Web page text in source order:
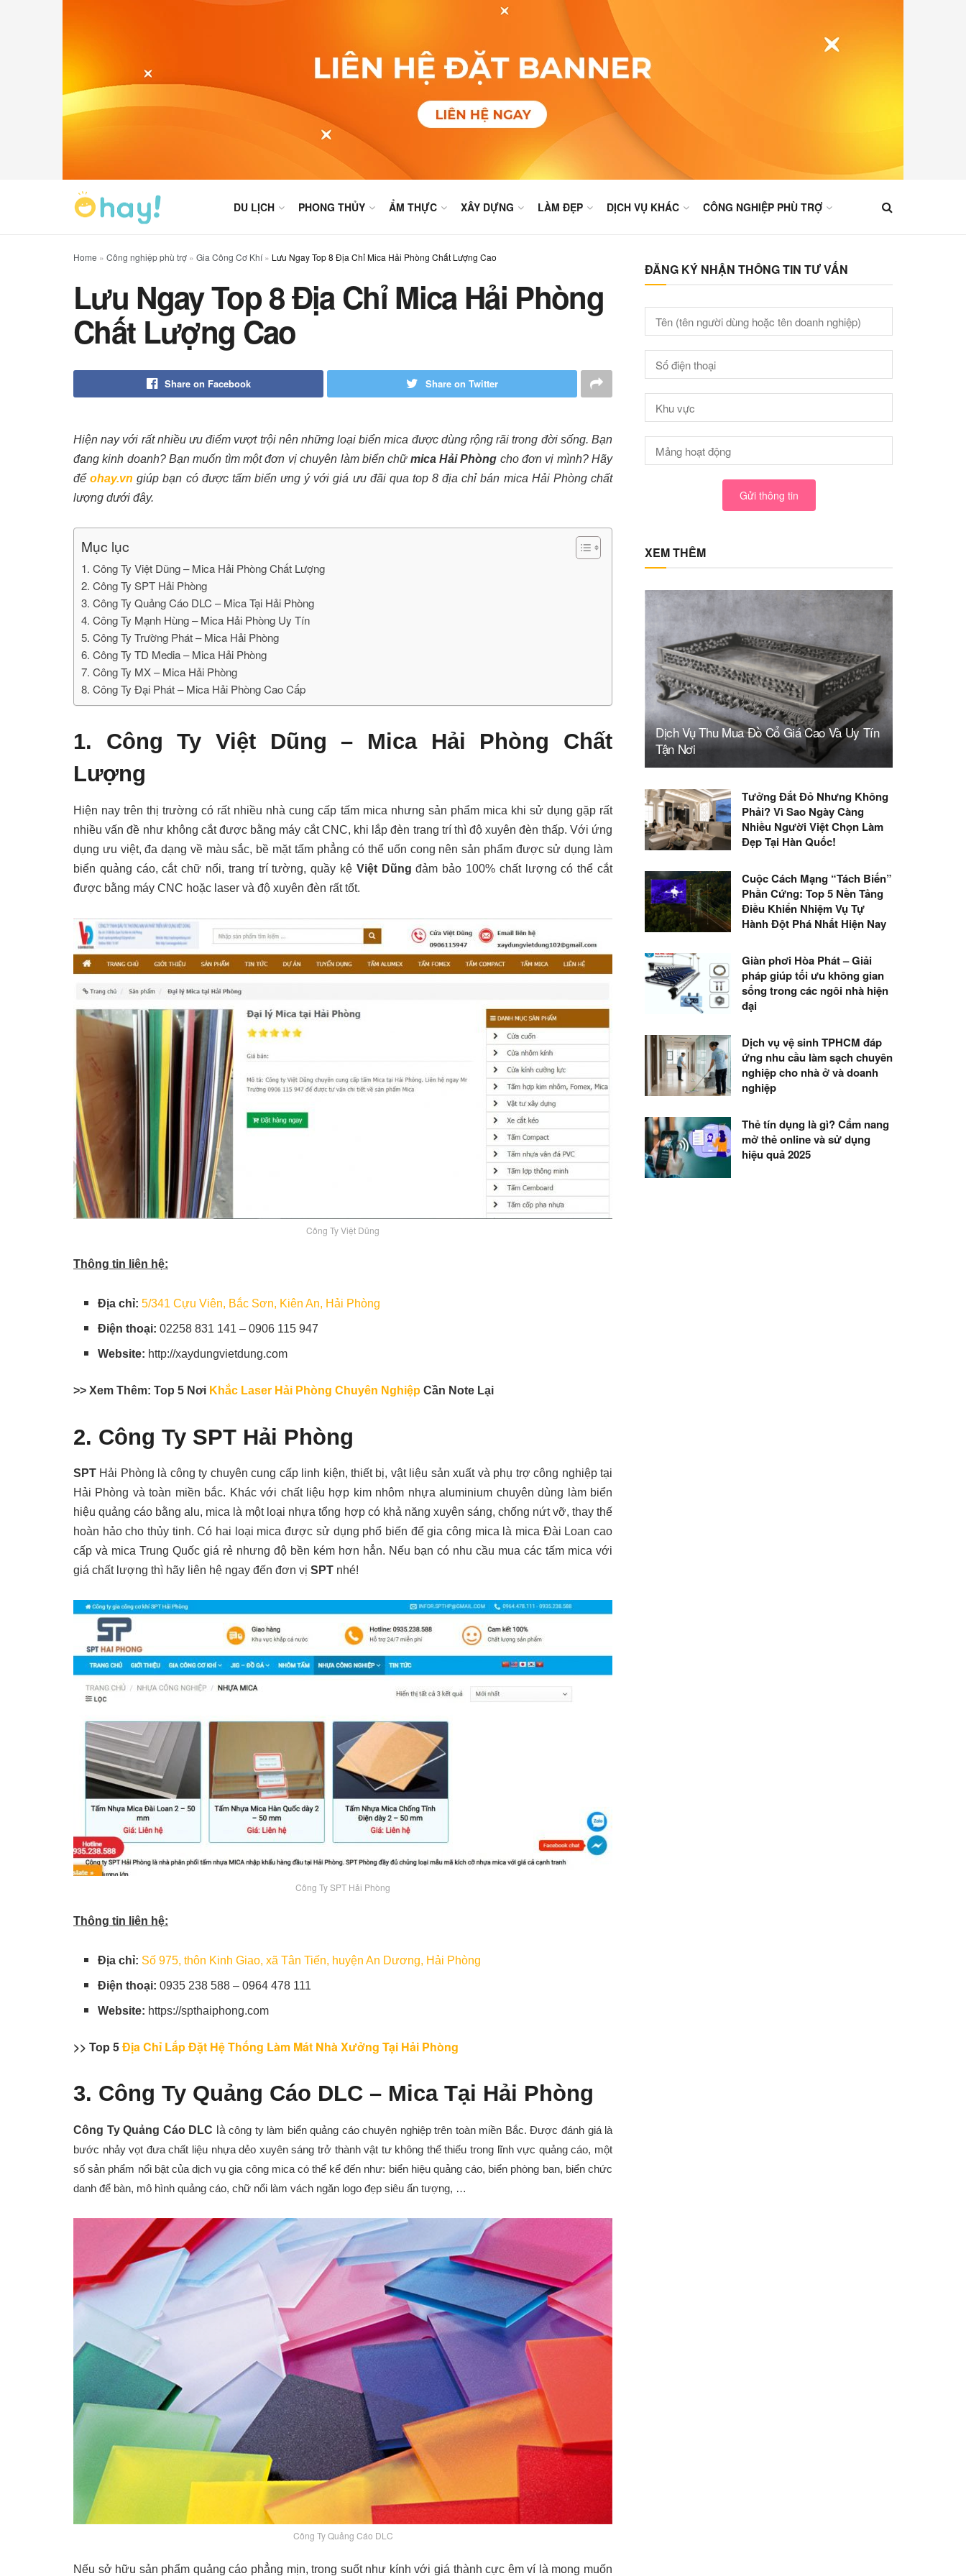
DU LỊCH PHONG THỦY ẨM THỰC XÂY DỰNG LÀM ĐẸP DỊCH VỤ KHÁC CÔNG NGHIỆP PHÙ TRỢ
Home » Công nghiệp phù trợ » Gia Công Cơ Khí» Lưu Ngay Top 8 Địa Chỉ Mica Hải Phòng Chất Lượng Cao
Lưu Ngay Top 8 Địa Chỉ Mica Hải Phòng
Chất Lượng Cao
Share on Facebook Share on Twitter
Hiện nay với rất nhiều ưu điểm vượt trội nên những loại biển mica được dùng rộng rãi trong đời sống. Bạn
đang kinh doanh? Bạn muốn tìm một đơn vị chuyên làm biển chữ mica Hải Phòng cho đơn vị mình? Hãy
đểohay.vn giúp bạn có được tấm biển ưng ý với giá ưu đãi qua top 8 địa chỉ bán mica Hải Phòng chất
lượng dưới đây.
Mục lục
1. Công Ty Việt Dũng – Mica Hải Phòng Chất Lượng
2. Công Ty SPT Hải Phòng
3. Công Ty Quảng Cáo DLC – Mica Tại Hải Phòng
4. Công Ty Mạnh Hùng – Mica Hải Phòng Uy Tín
5. Công Ty Trường Phát – Mica Hải Phòng
6. Công Ty TD Media – Mica Hải Phòng
7. Công Ty MX – Mica Hải Phòng
8. Công Ty Đại Phát – Mica Hải Phòng Cao Cấp
1. Công Ty Việt Dũng – Mica Hải Phòng Chất
Lượng
Hiện nay trên thị trường có rất nhiều nhà cung cấp tấm mica nhưng sản phẩm mica khi sử dụng gặp rất
nhiều vấn đề như không cắt được bằng máy cắt CNC, khi lắp đèn trang trí thì độ xuyên đèn thấp. Với ứng
dụng ưu việt, đa dạng về màu sắc, bề mặt tấm phẳng có thể uốn cong nên sản phẩm được sử dụng làm
biển quảng cáo, cắt chữ nổi, trang trí tường, quầy kệ Việt Dũngđảm bảo 100% chất lượng có thể cắt
được bằng máy CNC hoặc laser và độ xuyên đèn rất tốt.
Công Ty Việt Dũng
Thông tin liên hệ:
Địa chỉ:5/341 Cựu Viên, Bắc Sơn, Kiên An, Hải Phòng
Điện thoại:02258 831 141 – 0906 115 947
Website: http://xaydungvietdung.com
>> Xem Thêm: Top 5 Nơi Khắc Laser Hải Phòng Chuyên Nghiệp Cần Note Lại
2. Công Ty SPT Hải Phòng
SPT Hải Phòng là công ty chuyên cung cấp linh kiện, thiết bị, vật liệu sản xuất và phụ trợ công nghiệp tại
Hải Phòng và toàn miền bắc. Khác với chất liệu hợp kim nhôm nhựa aluminium chuyên dùng làm biển
hiệu quảng cáo bằng alu, mica là một loại nhựa tổng hợp có khả năng xuyên sáng, chống nứt vỡ, thay thế
hoàn hảo cho thủy tinh. Có hai loại mica được sử dụng phổ biến để gia công mica là mica Đài Loan cao
cấp và mica Trung Quốc giá rẻ nhưng độ bền kém hơn hẳn. Nếu bạn có nhu cầu mua các tấm mica với
giá chất lượng thì hãy liên hệ ngay đến đơn vị SPT nhé!
Công Ty SPT Hải Phòng
Thông tin liên hệ:
Địa chỉ: Số 975, thôn Kinh Giao, xã Tân Tiến, huyện An Dương, Hải Phòng
Điện thoại:0935 238 588 – 0964 478 111
Website: https://spthaiphong.com
>> Top 5Địa Chỉ Lắp Đặt Hệ Thống Làm Mát Nhà Xưởng Tại Hải Phòng
3. Công Ty Quảng Cáo DLC – Mica Tại Hải Phòng
Công Ty Quảng Cáo DLC làcông ty làm biển quảng cáo chuyên nghiệp trên toàn miền Bắc. Được đánh giá là
bước nhảy vọt đưa chất liệu nhựa dẻo xuyên sáng trở thành vật tư không thể thiếu trong lĩnh vực quảng cáo, một
số sản phẩm nổi bật của dịch vụ gia công mica có thể kể đến như: biển hiệu quảng cáo, biển phòng ban, biển chức
danh để bàn, mô hình quảng cáo, chữ nổi làm vách ngăn logo đẹp siêu ấn tượng, …
Công Ty Quảng Cáo DLC
Nếu sở hữu sản phẩm quảng cáo phẳng mịn, trong suốt như kính với giá thành cực êm ví là mong muốn
ĐĂNG KÝ NHẬN THÔNG TIN TƯ VẤN
Gửi thông tin
XEM THÊM
Dịch Vụ Thu Mua Đồ Cổ Giá Cao Và Uy Tín
Tận Nơi
Tưởng Đắt Đỏ Nhưng Không
Phải? Vì Sao Ngày Càng
Nhiều Người Việt Chọn Làm
Đẹp Tại Hàn Quốc!
Cuộc Cách Mạng “Tách Biến”
Phần Cứng: Top 5 Nền Tảng
Điều Khiển Nhiệm Vụ Tự
Hành Đột Phá Nhất Hiện Nay
Giàn phơi Hòa Phát – Giải
pháp giúp tối ưu không gian
sống trong các ngôi nhà hiện
đại
Dịch vụ vệ sinh TPHCM đáp
ứng nhu cầu làm sạch chuyên
nghiệp cho nhà ở và doanh
nghiệp
Thẻ tín dụng là gì? Cẩm nang
mở thẻ online và sử dụng
hiệu quả 2025